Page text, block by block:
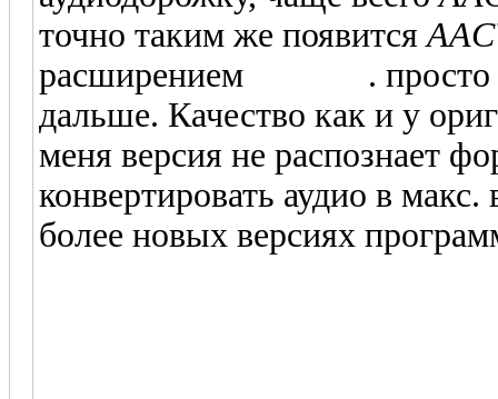
точно таким же появится
расширением
.
дальше. Качество как и у
меня версия не распознает
конвертировать аудио в
более новых версиях